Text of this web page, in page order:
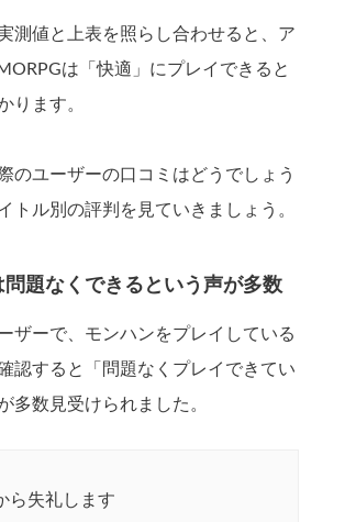
測値と上表を照らし合わせると、ア
は「快適」にプレイできると
ります。
のユーザーの口コミはどうでしょう
トル別の評判を見ていきましょう。
問題なくできるという声が多数
ザーで、モンハンをプレイしている
認すると「問題なくプレイできてい
多数見受けられました。
ら失礼します